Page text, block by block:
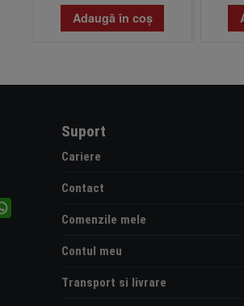
Adaugă în coș
Suport
Cariere
Contact
Comenzile mele
Contul meu
Transport si livrare